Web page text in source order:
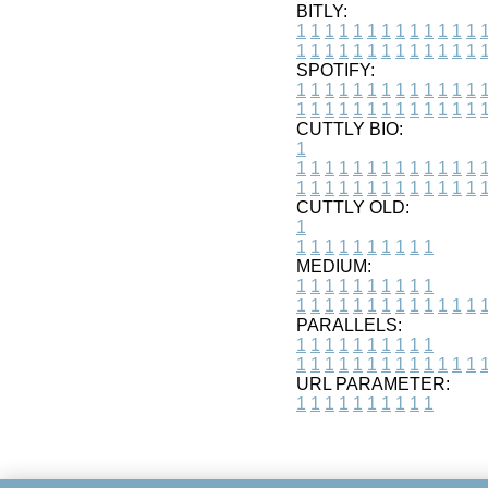
BITLY:
1 1 1 1 1 1 1 1 1 1 1 1 1 1
1 1 1 1 1 1 1 1 1 1 1 1 1 1
SPOTIFY:
1 1 1 1 1 1 1 1 1 1 1 1 1 1
1 1 1 1 1 1 1 1 1 1 1 1 1 1
CUTTLY BIO:
1
1 1 1 1 1 1 1 1 1 1 1 1 1 1
1 1 1 1 1 1 1 1 1 1 1 1 1 1
CUTTLY OLD:
1
1 1 1 1 1 1 1 1 1 1
MEDIUM:
1 1 1 1 1 1 1 1 1 1
1 1 1 1 1 1 1 1 1 1 1 1 1 1
PARALLELS:
1 1 1 1 1 1 1 1 1 1
1 1 1 1 1 1 1 1 1 1 1 1 1 1
URL PARAMETER:
1 1 1 1 1 1 1 1 1 1